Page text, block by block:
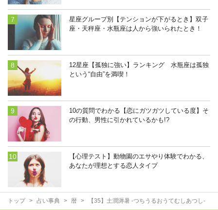
星座グループ別【テンションが下がるとき】双子
座・天秤座・水瓶座は人から強いられたとき！
12星座【孤独に強い】ランキング 水瓶座は孤独
という“自由”を満喫！
10の質問でわかる【恋にガツガツしている度】そ
の行動、男性に引かれているかも!?
【心理テスト】動物園のエサやり体験でわかる、
あなたが理想とする恋人タイプ
トップ 占い事典 暦 【35】土潤溽暑 -つちうるおうてむしあつし-